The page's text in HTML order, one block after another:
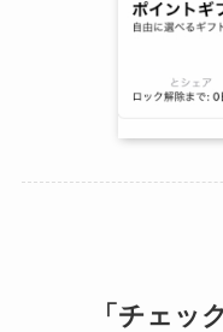
「チェッ